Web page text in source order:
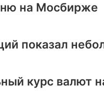
на Мосбирже
показал
курс валют